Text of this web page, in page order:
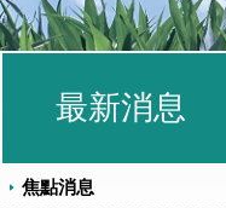
最新消息
焦點消息